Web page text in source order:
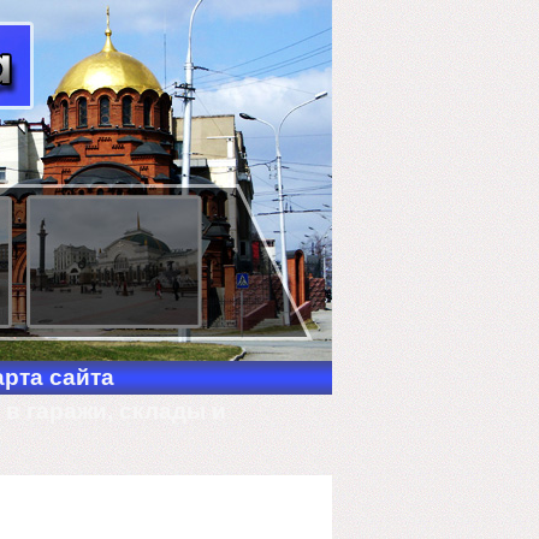
сайта
гаражи, склады и